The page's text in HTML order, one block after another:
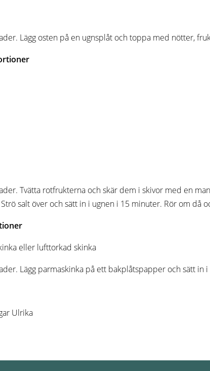
Lägg osten på en ugnsplåt och toppa med nötter,
Tvätta rotfrukterna och skär dem i skivor med en
salt över och sätt in i ugnen i 15 minuter. Rör om
eller lufttorkad skinka
Lägg parmaskinka på ett bakplåtspapper och sätt
Ulrika